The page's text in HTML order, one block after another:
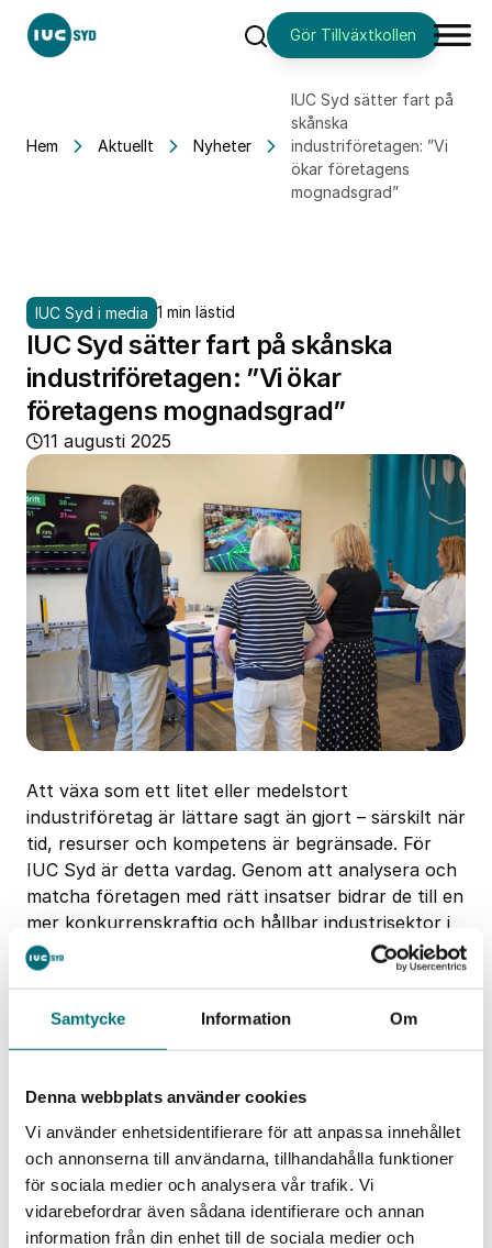
Samtycke Information Om
Denna webbplats använder cookies
Vi använder enhetsidentifierare för att anpassa innehållet
och annonserna till användarna, tillhandahålla funktioner
för sociala medier och analysera vår trafik. Vi
vidarebefordrar även sådana identifierare och annan
information från din enhet till de sociala medier och
SökGör Tillväxtkollen
Hem Aktuellt Nyheter
IUC Syd sätter fart på
skånska
industriföretagen: ”Vi
ökar företagens
mognadsgrad”
IUC Syd i media 1 min lästid
IUC Syd sätter fart på skånska
industriföretagen: ”Vi ökar
företagens mognadsgrad”
11 augusti 2025
Att växa som ett litet eller medelstort
industriföretag är lättare sagt än gjort – särskilt när
tid, resurser och kompetens är begränsade. För
IUC Syd är detta vardag. Genom att analysera och
matcha företagen med rätt insatser bidrar de till en
mer konkurrenskraftig och hållbar industrisektor i
Skåne.
Ute i Oljehamnen i Malmö blåser det hårda
vindar, men här ute har IUC, Industriellt
Utvecklingscentrum, Syd hittat helt rätt. Mitt i
till sina nya lokaler i februari. Från en tidigare
yta på drygt 40 kvadratmeter ute i Västra
hamnen, Malmö, till en yta på nu 600
kvadratmeter har de plats för alla sina drygt 30
anställda, ett utvecklingscenter och